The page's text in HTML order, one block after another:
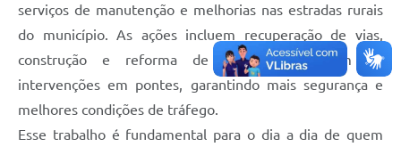
serviços de manutenção e melhorias nas estradas rurais
do município. As ações incluem recuperação de vias,
construção e reforma de mata-burros, além de
intervenções em pontes, garantindo mais segurança e
melhores condições de tráfego.
Esse trabalho é fundamental para o dia a dia de quem